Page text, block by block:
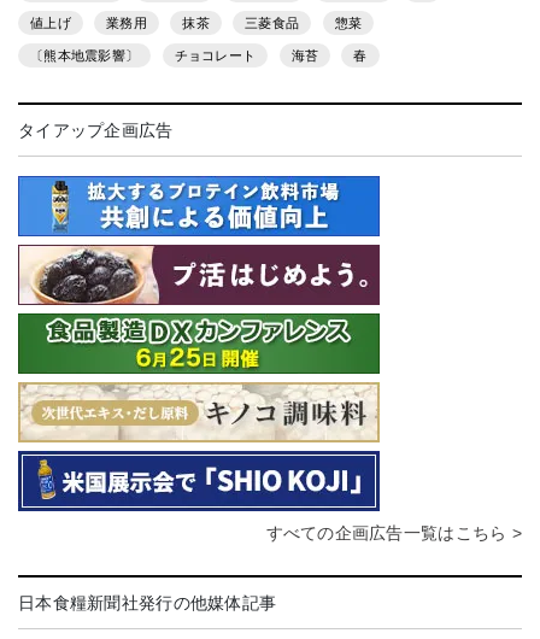
値上げ 業務用 抹茶 三菱食品 惣菜
〔熊本地震影響〕 チョコレート 海苔 春
タイアップ企画広告
すべての企画広告一覧はこちら >
日本食糧新聞社発行の他媒体記事